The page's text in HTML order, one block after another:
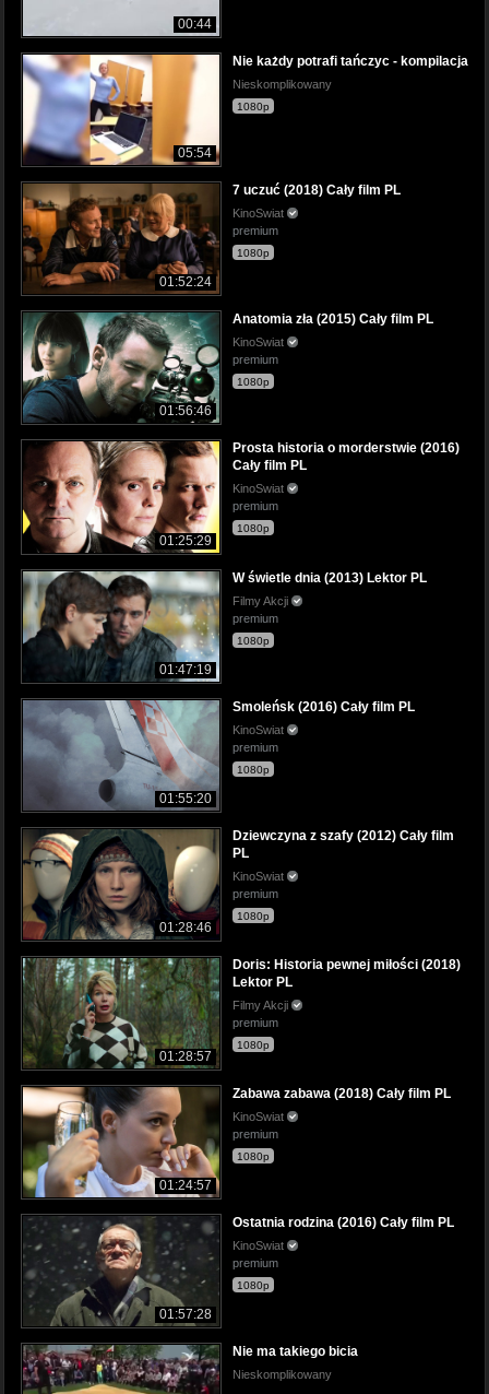
00:44
05:54
Nie każdy potrafi tańczyc - kompilacja
Nieskomplikowany
1080p
01:52:24
7 uczuć (2018) Cały film PL
KinoSwiat
premium
1080p
01:56:46
Anatomia zła (2015) Cały film PL
KinoSwiat
premium
1080p
01:25:29
Prosta historia o morderstwie (2016)
Cały film PL
KinoSwiat
premium
1080p
01:47:19
W świetle dnia (2013) Lektor PL
Filmy Akcji
premium
1080p
01:55:20
Smoleńsk (2016) Cały film PL
KinoSwiat
premium
1080p
01:28:46
Dziewczyna z szafy (2012) Cały film
PL
KinoSwiat
premium
1080p
01:28:57
Doris: Historia pewnej miłości (2018)
Lektor PL
Filmy Akcji
premium
1080p
01:24:57
Zabawa zabawa (2018) Cały film PL
KinoSwiat
premium
1080p
01:57:28
Ostatnia rodzina (2016) Cały film PL
KinoSwiat
premium
1080p
Nie ma takiego bicia
Nieskomplikowany